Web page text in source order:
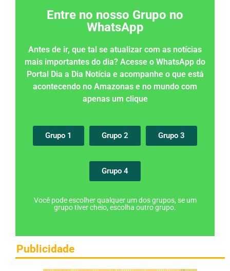
Entre no nosso Grupo no
WhatsApp
Antes de ir, que tal se atualizar com as notícias
mais importantes do dia? Acesse o WhatsApp do
Portal Dia a Dia Notícia e acompanhe o que está
acontecendo no Amazonas e no mundo com
apenas um clique
Grupo 1 Grupo 2 Grupo 3
Grupo 4
Você pode escolher qualquer um dos grupos, se um
grupo tiver cheio, escolha outro grupo.
Publicidade